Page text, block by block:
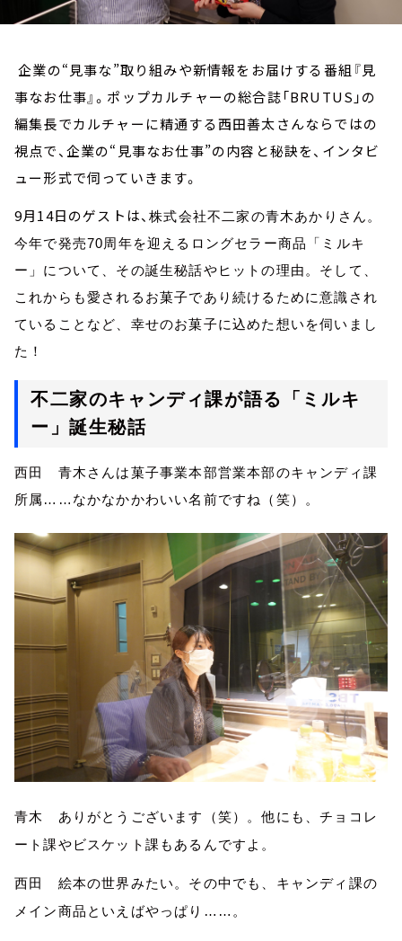
企業の“見事な”取り組みや新情報をお届けする番組『見
事なお仕事』。ポップカルチャーの総合誌「BRUTUS」の
編集長でカルチャーに精通する西田善太さんならではの
視点で、企業の“見事なお仕事”の内容と秘訣を、インタビ
ュー形式で伺っていきます。
9月14日のゲストは、株式会社不二家の青木あかりさん。
今年で発売70周年を迎えるロングセラー商品「ミルキ
ー」について、その誕生秘話やヒットの理由。そして、
これからも愛されるお菓子であり続けるために意識され
ていることなど、 幸せのお菓子に込めた想い を伺いまし
た！
不二家のキャンディ課が語る「ミルキ
ー」誕生秘話
西田 青木さんは菓子事業本部営業本部のキャンディ課
所属……なかなかかわいい名前ですね（笑）。
青木 ありがとうございます（笑）。他にも、チョコレ
ート課やビスケット課もあるんですよ。
西田 絵本の世界みたい。その中でも、キャンディ課の
メイン商品といえばやっぱり……。